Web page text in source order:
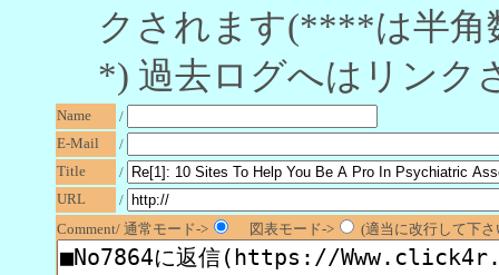
クされます(****は半角
*) 過去ログへはリンク
Name
/
E-Mail
/
Title
/
URL
/
Comment/ 通常モード->
図表モード-> (適当に改行して下